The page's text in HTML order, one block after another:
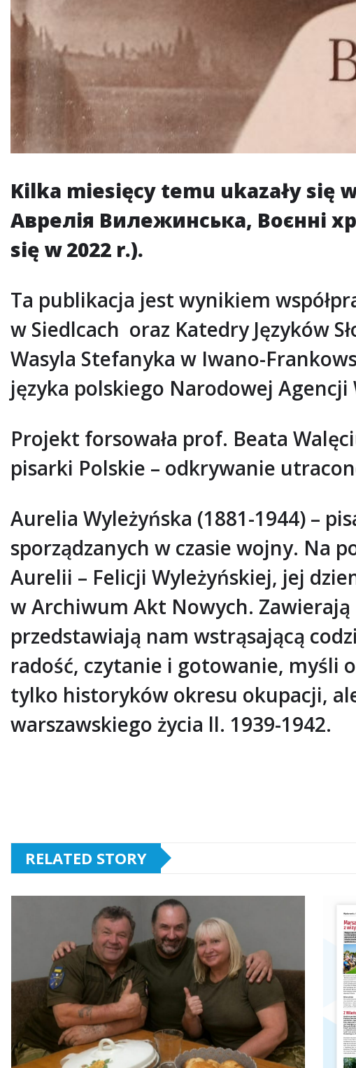
Kilka miesięcy temu ukazały
Аврелія Вилежинська, Воєнні
się w 2022 r.).
Ta publikacja jest wynikiem
w Siedlcach oraz Katedry Języków
Wasyla Stefanyka w Iwano-
języka polskiego Narodowej
Projekt forsowała prof. Beata
pisarki Polskie – odkrywanie
Aurelia Wyleżyńska (1881-1944) –
sporządzanych w czasie wojny. Na
Aurelii – Felicji Wyleżyńskiej, jej
w Archiwum Akt Nowych. Zawierają
przedstawiają nam wstrąsającą
radość, czytanie i gotowanie, myśli
tylko historyków okresu okupacji,
warszawskiego życia ll. 1939-1942.
RELATED STORY